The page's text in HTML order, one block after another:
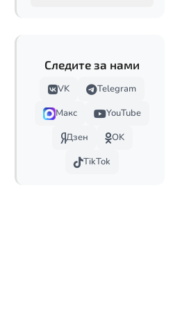
Следите за нами
VK
Telegram
Макс
YouTube
Дзен
OK
TikTok